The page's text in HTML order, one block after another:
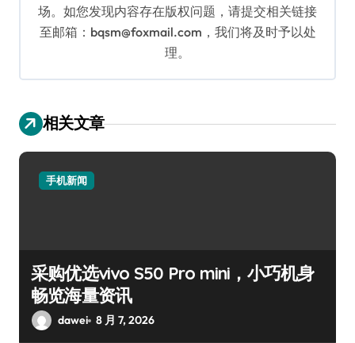
场。如您发现内容存在版权问题，请提交相关链接
至邮箱：bqsm@foxmail.com，我们将及时予以处
理。
相关文章
手机新闻
采购优选vivo S50 Pro mini，小巧机身
畅览海量资讯
dawei 8 月 7, 2026